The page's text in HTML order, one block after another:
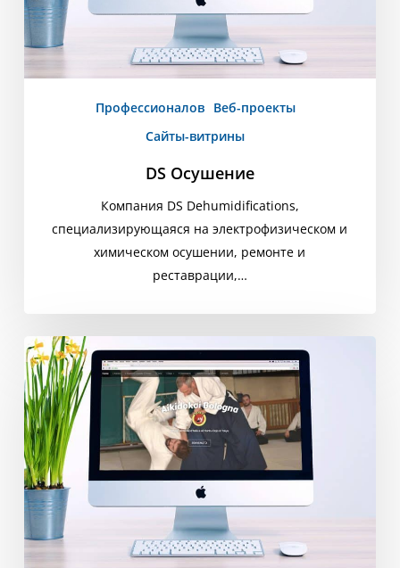
Профессионалов Веб-проекты
Сайты-витрины
DS Осушение
Компания DS Dehumidifications,
специализирующаяся на электрофизическом и
химическом осушении, ремонте и
реставрации,…
Айкидокай
Болонья